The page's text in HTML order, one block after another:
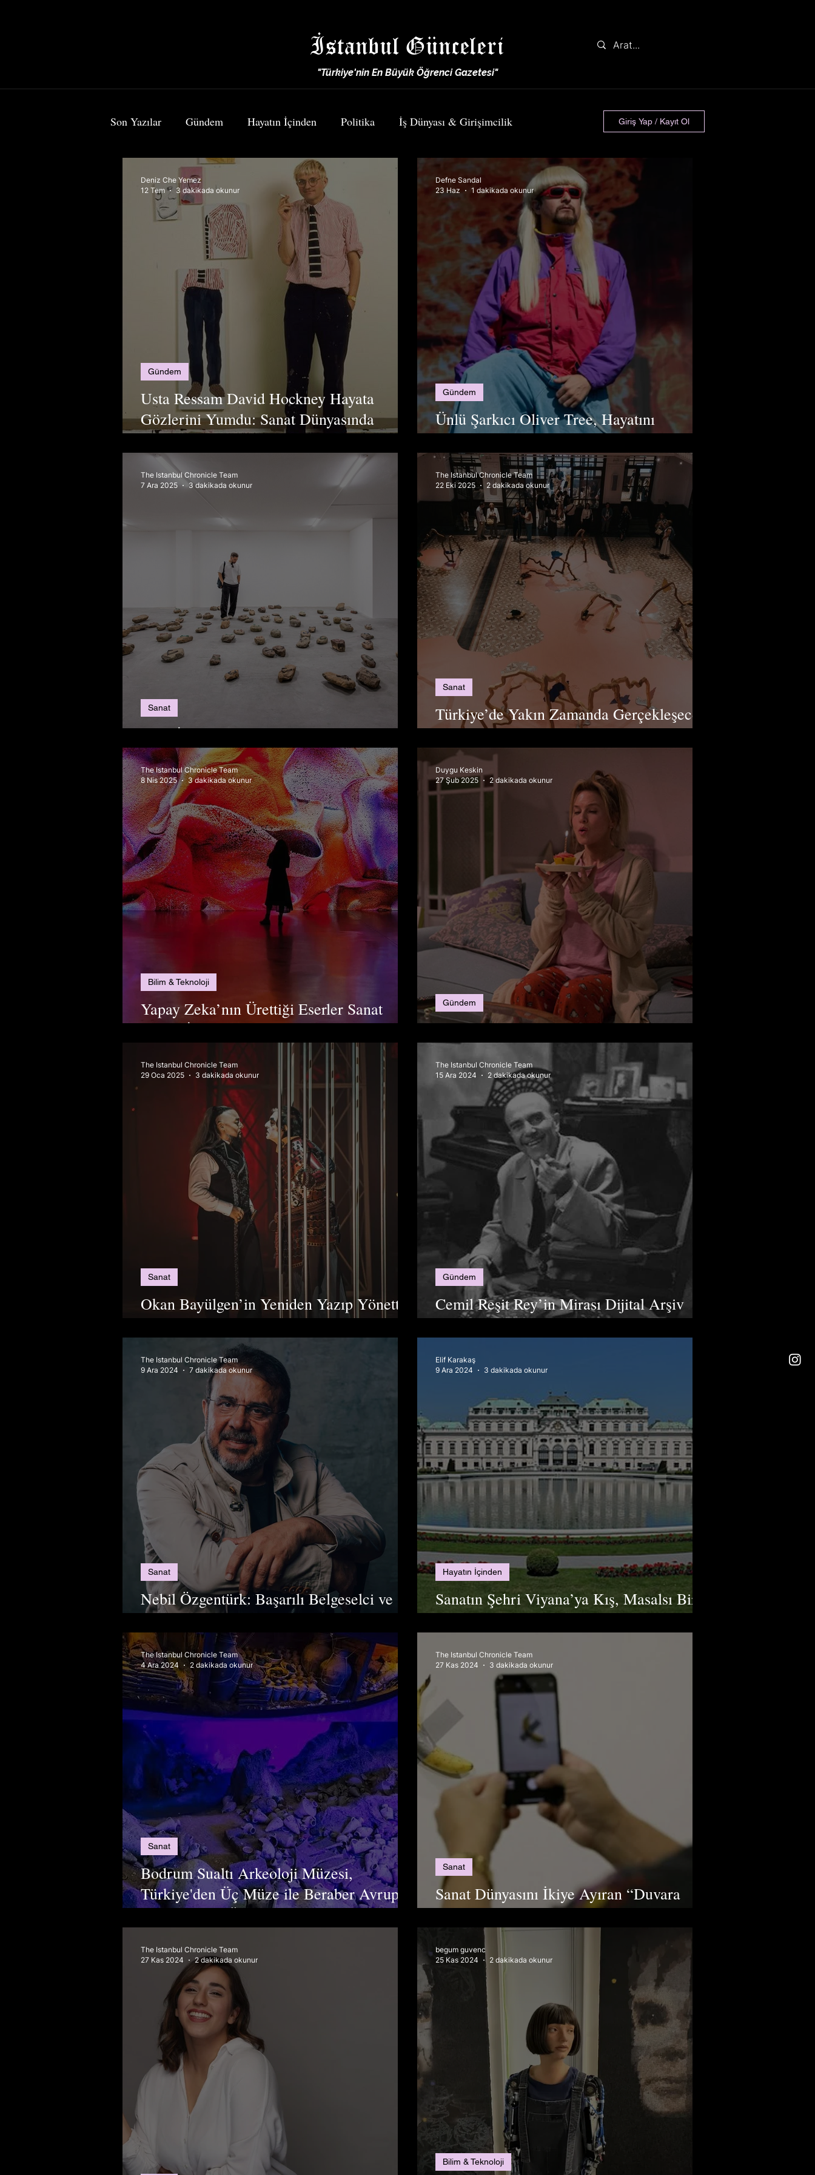
İstanbul Günceleri
"Türkiye'nin En Büyük Öğrenci Gazetesi"
Son Yazılar Gündem Hayatın İçinden Politika İş Dünyası & Girişimcilik
Bilim & Teknoloji Spor Yemek & Seyahat
Giriş Yap / Kayıt Ol
Usta Ressam David Hockney Hayata
Gözlerini Yumdu: Sanat Dünyasında
Büyük Kayıp
Gündem
Deniz Che Yemez
12 Tem
3 dakikada okunur
Ünlü Şarkıcı Oliver Tree, Hayatını
Kaybetti
Gündem
Defne Sandal
23 Haz
1 dakikada okunur
2025 İstanbul Bienali
Sanat
The Istanbul Chronicle Team
7 Ara 2025
3 dakikada okunur
Türkiye’de Yakın Zamanda Gerçekleşecek
Sanat Etkinlikleri
Sanat
The Istanbul Chronicle Team
22 Eki 2025
2 dakikada okunur
Yapay Zeka’nın Ürettiği Eserler Sanat
mıdır? İnsan Sanatçıları Geçebilir mi?
Bilim & Teknoloji
The Istanbul Chronicle Team
8 Nis 2025
3 dakikada okunur
Bridget Jones Geri Döndü!
Gündem
Duygu Keskin
27 Şub 2025
2 dakikada okunur
Okan Bayülgen’in Yeniden Yazıp Yönettiği
Drakula Sahnede !
Sanat
The Istanbul Chronicle Team
29 Oca 2025
3 dakikada okunur
Cemil Reşit Rey’in Mirası Dijital Arşiv
Projesiyle Yaşatılıyor
Gündem
The Istanbul Chronicle Team
15 Ara 2024
2 dakikada okunur
Nebil Özgentürk: Başarılı Belgeselci ve
Yazar
Sanat
The Istanbul Chronicle Team
9 Ara 2024
7 dakikada okunur
Sanatın Şehri Viyana’ya Kış, Masalsı Bir
Boyut Getiriyor
Hayatın İçinden
Elif Karakaş
9 Ara 2024
3 dakikada okunur
Bodrum Sualtı Arkeoloji Müzesi,
Türkiye'den Üç Müze ile Beraber Avrupa
Yılın Müzesi Ödülü'ne Aday Gösterildi
Sanat
The Istanbul Chronicle Team
4 Ara 2024
2 dakikada okunur
Sanat Dünyasını İkiye Ayıran “Duvara
Bantlanmış Muz” Tekrar Satışta
Sanat
The Istanbul Chronicle Team
27 Kas 2024
3 dakikada okunur
The Istanbul Chronicle Team
27 Kas 2024
2 dakikada okunur
Bilim & Teknoloji
begum guvenc
25 Kas 2024
2 dakikada okunur